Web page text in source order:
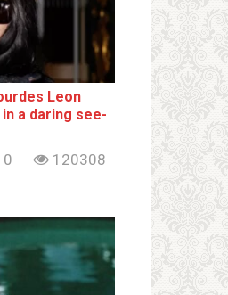
Leon
a daring see-
0 120308